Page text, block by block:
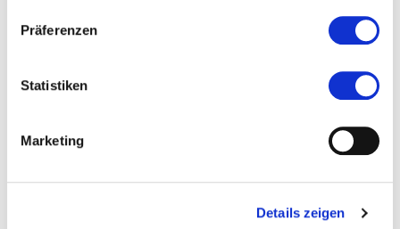
Präferenzen
Statistiken
Marketing
Details zeigen
Veranstaltungstyp:
Ort und Anfahrt